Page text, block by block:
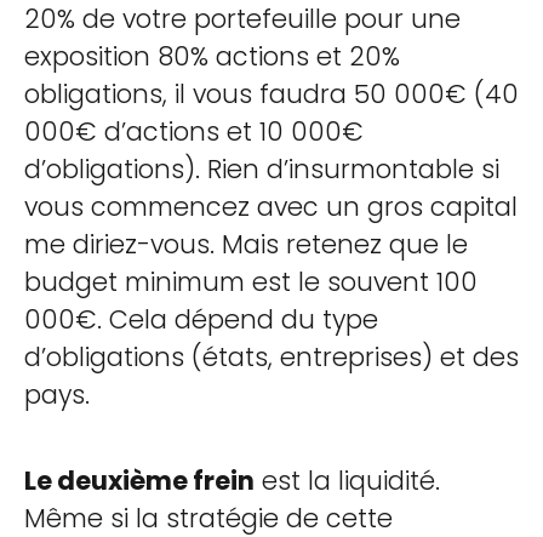
20% de votre portefeuille pour une
exposition 80% actions et 20%
obligations, il vous faudra 50 000€ (40
000€ d’actions et 10 000€
d’obligations). Rien d’insurmontable si
vous commencez avec un gros capital
me diriez-vous. Mais retenez que le
budget minimum est le souvent 100
000€. Cela dépend du type
d’obligations (états, entreprises) et des
pays.
Le deuxième frein est la liquidité.
Même si la stratégie de cette